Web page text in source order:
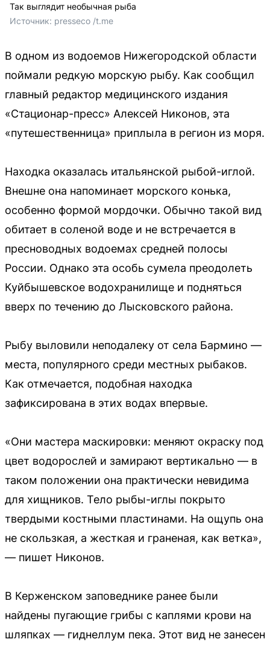
Так выглядит необычная рыба
Источник: presseco /t.me
В одном из водоемов Нижегородской области
поймали редкую морскую рыбу. Как сообщил
главный редактор медицинского издания
«Стационар-пресс» Алексей Никонов, эта
«путешественница» приплыла в регион из моря.
Находка оказалась итальянской рыбой-иглой.
Внешне она напоминает морского конька,
особенно формой мордочки. Обычно такой вид
обитает в соленой воде и не встречается в
пресноводных водоемах средней полосы
России. Однако эта особь сумела преодолеть
Куйбышевское водохранилище и подняться
вверх по течению до Лысковского района.
Рыбу выловили неподалеку от села Бармино —
места, популярного среди местных рыбаков.
Как отмечается, подобная находка
зафиксирована в этих водах впервые.
«Они мастера маскировки: меняют окраску под
цвет водорослей и замирают вертикально — в
таком положении она практически невидима
для хищников. Тело рыбы-иглы покрыто
твердыми костными пластинами. На ощупь она
не скользкая, а жесткая и граненая, как ветка»,
— пишет Никонов.
В Керженском заповеднике ранее были
найдены пугающие грибы с каплями крови на
шляпках — гиднеллум пека. Этот вид не занесен